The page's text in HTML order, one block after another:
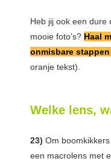
Heb jij ook een dure
mooie foto’s? Haal
onmisbare stappen
oranje tekst).
Welke lens,
23) Om
een macrolens met